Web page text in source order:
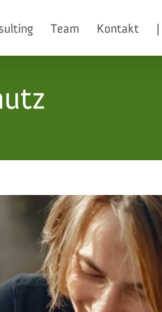
Team Kontakt